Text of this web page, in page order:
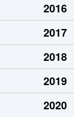
2016
2017
2018
2019
2020